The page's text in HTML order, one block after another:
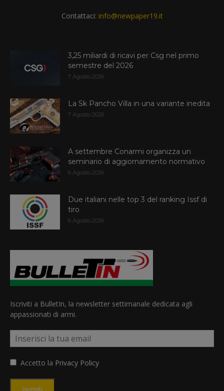
Contattaci: info@newpaper19.it
3,25 miliardi di ricavi per Csg nel primo
semestre del 2026
7 Agosto 2026
La Sk Pancho Villa in una variante inedita
7 Agosto 2026
A settembre Conarmi organizza un
seminario di aggiornamento normativo
6 Agosto 2026
Due italiani nelle top 3 del ranking Issf di
tiro
6 Agosto 2026
Iscriviti a BulletIn, la newsletter settimanale dedicata agli
appassionati di armi.
Accetto la Privacy Policy
Iscriviti